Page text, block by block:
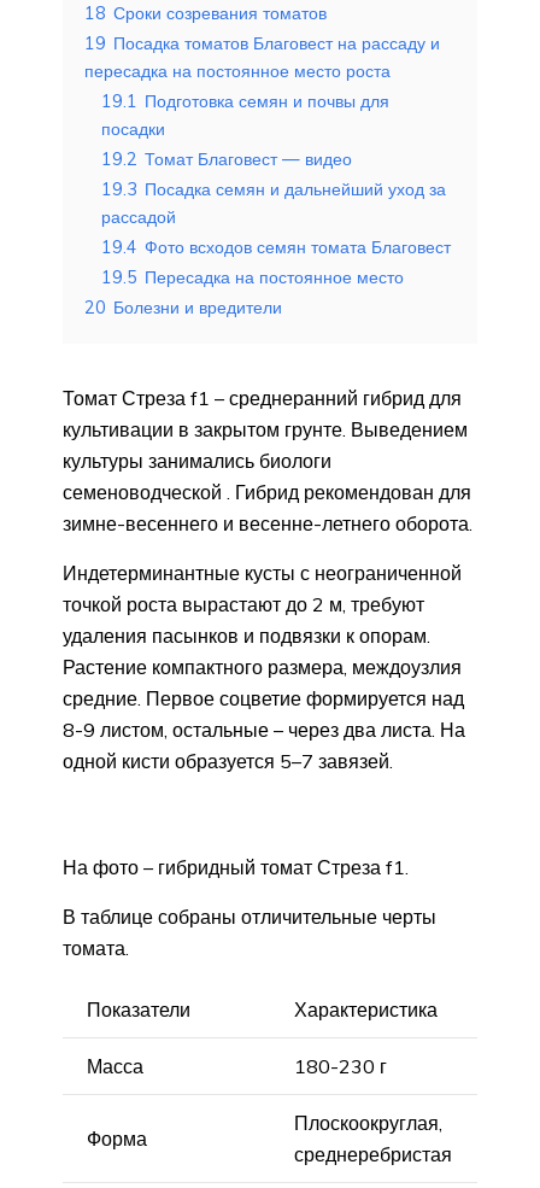
18 Сроки созревания томатов
19 Посадка томатов Благовест на рассаду и
пересадка на постоянное место роста
19.1 Подготовка семян и почвы для
посадки
19.2 Томат Благовест — видео
19.3 Посадка семян и дальнейший уход за
рассадой
19.4 Фото всходов семян томата Благовест
19.5 Пересадка на постоянное место
20 Болезни и вредители
Томат Стреза f1 – среднеранний гибрид для
культивации в закрытом грунте. Выведением
культуры занимались биологи
семеноводческой . Гибрид рекомендован для
зимне-весеннего и весенне-летнего оборота.
Индетерминантные кусты с неограниченной
точкой роста вырастают до 2 м, требуют
удаления пасынков и подвязки к опорам.
Растение компактного размера, междоузлия
средние. Первое соцветие формируется над
8-9 листом, остальные – через два листа. На
одной кисти образуется 5–7 завязей.
На фото – гибридный томат Стреза f1.
В таблице собраны отличительные черты
томата.
Показатели Характеристика
Масса 180-230 г
Форма
Плоскоокруглая,
среднеребристая